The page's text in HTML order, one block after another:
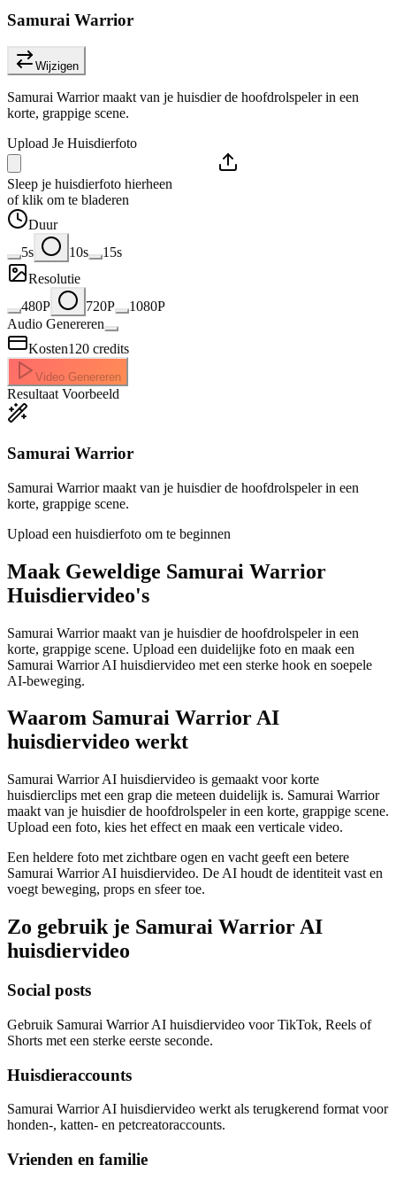
Samurai Warrior
Wijzigen
Samurai Warrior maakt van je huisdier de hoofdrolspeler in een
korte, grappige scene.
Upload Je Huisdierfoto
Sleep je huisdierfoto hierheen
of klik om te bladeren
Duur
5s
10s
15s
Resolutie
480P
720P
1080P
Audio Genereren
Kosten120 credits
Video Genereren
Resultaat Voorbeeld
Samurai Warrior
Samurai Warrior maakt van je huisdier de hoofdrolspeler in een
korte, grappige scene.
Upload een huisdierfoto om te beginnen
Maak Geweldige Samurai Warrior
Huisdiervideo's
Samurai Warrior maakt van je huisdier de hoofdrolspeler in een
korte, grappige scene. Upload een duidelijke foto en maak een
Samurai Warrior AI huisdiervideo met een sterke hook en soepele
AI-beweging.
Waarom Samurai Warrior AI
huisdiervideo werkt
Samurai Warrior AI huisdiervideo is gemaakt voor korte
huisdierclips met een grap die meteen duidelijk is. Samurai Warrior
maakt van je huisdier de hoofdrolspeler in een korte, grappige scene.
Upload een foto, kies het effect en maak een verticale video.
Een heldere foto met zichtbare ogen en vacht geeft een betere
Samurai Warrior AI huisdiervideo. De AI houdt de identiteit vast en
voegt beweging, props en sfeer toe.
Zo gebruik je Samurai Warrior AI
huisdiervideo
Social posts
Gebruik Samurai Warrior AI huisdiervideo voor TikTok, Reels of
Shorts met een sterke eerste seconde.
Huisdieraccounts
Samurai Warrior AI huisdiervideo werkt als terugkerend format voor
honden-, katten- en petcreatoraccounts.
Vrienden en familie